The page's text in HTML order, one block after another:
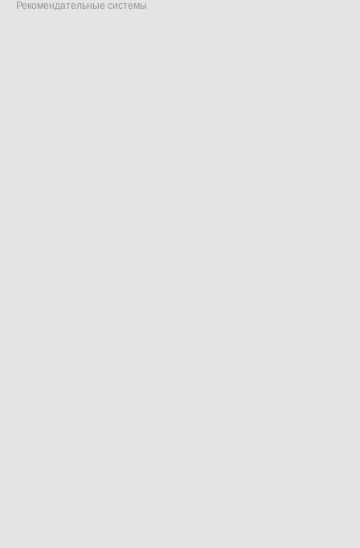
Рекомендательные системы